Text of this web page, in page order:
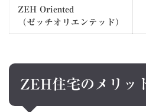
ZEH Oriented
（ゼッチオリエンテッド）
ZEH住宅のメリッ